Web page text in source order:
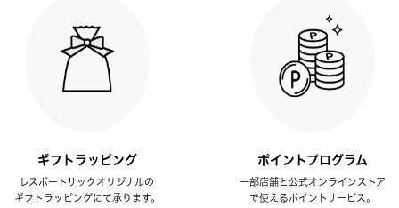
ギフトラッピング
レスポートサックオリジナルの
ギフトラッピングにて承ります。
ポイントプログラム
一部店舗と公式オンラインストア
で使えるポイントサービス。